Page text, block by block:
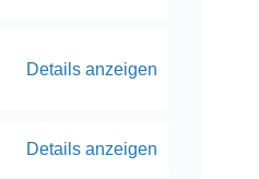
Details anzeigen
Details anzeigen